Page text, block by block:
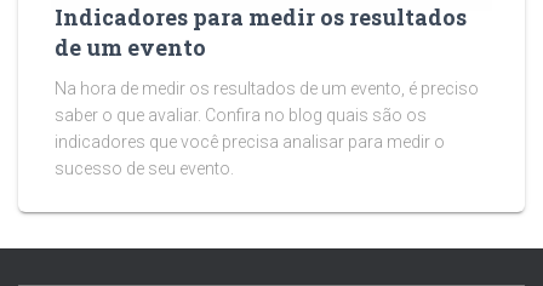
Indicadores para medir os resultados
de um evento
Na hora de medir os resultados de um evento, é preciso
saber o que avaliar. Confira no blog quais são os
indicadores que você precisa analisar para medir o
sucesso de seu evento.